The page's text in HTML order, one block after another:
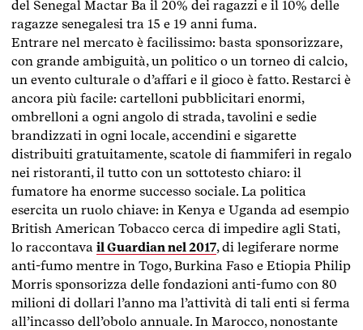
del Senegal Mactar Ba il 20% dei ragazzi e il 10% delle
ragazze senegalesi tra 15 e 19 anni fuma.
Entrare nel mercato è facilissimo: basta sponsorizzare,
con grande ambiguità, un politico o un torneo di calcio,
un evento culturale o d’affari e il gioco è fatto. Restarci è
ancora più facile: cartelloni pubblicitari enormi,
ombrelloni a ogni angolo di strada, tavolini e sedie
brandizzati in ogni locale, accendini e sigarette
distribuiti gratuitamente, scatole di fiammiferi in regalo
nei ristoranti, il tutto con un sottotesto chiaro: il
fumatore ha enorme successo sociale. La politica
esercita un ruolo chiave: in Kenya e Uganda ad esempio
British American Tobacco cerca di impedire agli Stati,
lo raccontava il Guardian nel 2017, di legiferare norme
anti-fumo mentre in Togo, Burkina Faso e Etiopia Philip
Morris sponsorizza delle fondazioni anti-fumo con 80
milioni di dollari l’anno ma l’attività di tali enti si ferma
all’incasso dell’obolo annuale. In Marocco, nonostante